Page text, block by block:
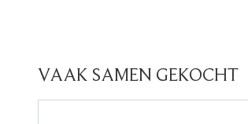
VAAK SAMEN GEKOCHT